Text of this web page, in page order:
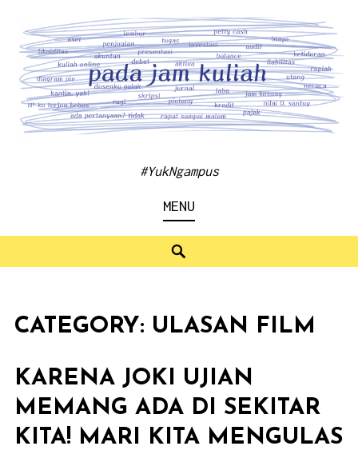
content
#YukNgampus
MENU
CATEGORY: ULASAN FILM
KARENA JOKI UJIAN
MEMANG ADA DI SEKITAR
KITA! MARI KITA MENGULAS